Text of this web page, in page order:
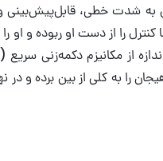
شدت خطی، قابل‌پیش‌بینی
را از دست او ربوده و او
را به کلی از بین برده و